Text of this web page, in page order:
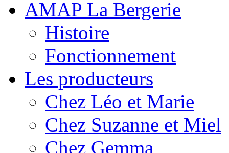
AMAP La Bergerie
Histoire
Fonctionnement
Les producteurs
Chez Léo et Marie
Chez Suzanne et Miel
Chez Gemma